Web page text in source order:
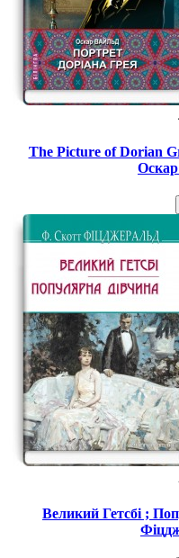
The Picture of Dorian
Великий Гетсбі ;